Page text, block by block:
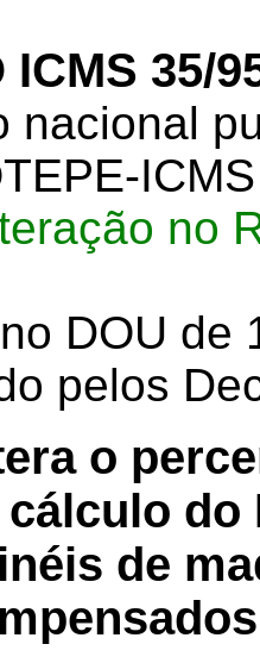
ICMS 35/
nacional
no
DOU de
pelos
o
cálculo do
de